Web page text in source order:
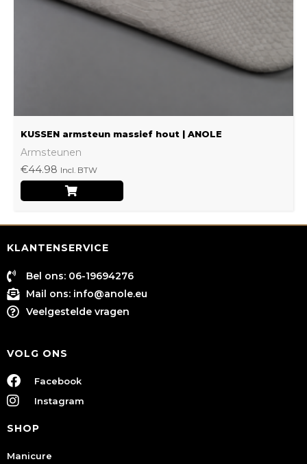
KUSSEN armsteun massief hout | ANOLE
Armsteunen
€44.98 Incl. BTW
gekozen
worden
KLANTENSERVICE
Bel ons: 06-19694276
Mail ons: info@anole.eu
Veelgestelde vragen
VOLG ONS
Facebook
Instagram
SHOP
Manicure